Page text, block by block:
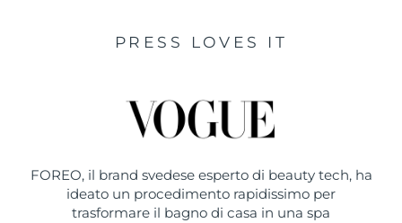
PRESS LOVES IT
FOREO, il brand svedese esperto di beauty tech, ha
ideato un procedimento rapidissimo per
trasformare il bagno di casa in una spa